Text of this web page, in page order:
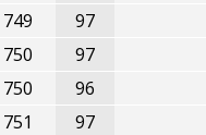
749 97
750 97
750 96
751 97